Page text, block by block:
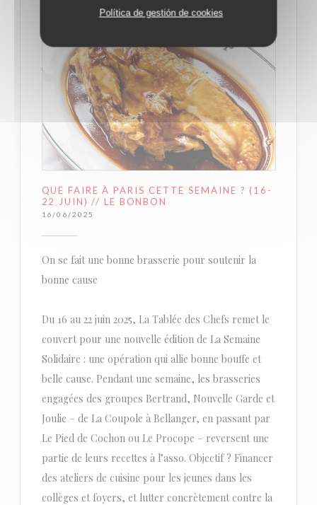
Política de gestión de cookies
QUE FAIRE À PARIS CETTE SEMAINE ? (16-
22 JUIN) // LE BONBON
16/06/2025
On se fait une bonne brasserie pour soutenir la
bonne cause
Du 16 au 22 juin 2025, La Tablée des Chefs remet le
couvert pour une nouvelle édition de La Semaine
Solidaire : une opération qui allie bonne bouffe et
belle cause. Pendant une semaine, les brasseries
engagées des groupes Bertrand, Nouvelle Garde et
Joulie – de La Coupole à Bellanger, en passant par
Le Pied de Cochon ou Le Procope – reversent une
partie de leurs recettes à l’asso. Objectif ? Financer
des ateliers de cuisine pour les jeunes dans les
collèges et foyers, et lutter concrètement contre la